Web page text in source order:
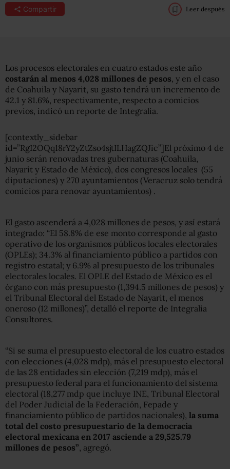
Compartir Leer después
Los procesos electorales en cuatro estados este año
costarán al menos 4,028 millones de pesos, y en el caso
de Coahuila y Nayarit, su gasto tendrá un incremento de
42.1 y 81.6%, respectivamente, respecto a comicios
previos, indicó un reporte de Integralia.
[contextly_sidebar
id=”RgI2OQq18rY2yZtZso4sjtILHagZQJic”]El próximo 4 de
junio serán renovadas tres gubernaturas (Coahuila,
Nayarit y Estado de México), dos congresos locales (55
diputaciones) y 270 ayuntamientos (Veracruz solo tendrá
comicios para renovar ayuntamientos) .
El gasto ascenderá a 4,028 millones de pesos, y así estará
integrado: “El 58.8% de ese monto corresponde al gasto
operativo de los organismos públicos locales electorales
(OPLEs); 34.3% al financiamiento público a partidos con
registro estatal; y 6.9% al presupuesto de los tribunales
electorales locales. El OPLE del Estado de México es el
órgano con más presupuesto (1,394.5 millones de pesos) y
el Tribunal Electoral del Estado de Nayarit, el menos
oneroso (12 millones)”, detalló el reporte de Integralia
Consultores.
“Si se suma el presupuesto electoral de los cuatro estados
con elecciones (4,028 mdp), más el presupuesto electoral
de las 28 entidades sin elección (7,219 mdp), más el
presupuesto federal para el funcionamiento del sistema
electoral (18,277 mdp que incluye INE, Tribunal Electoral
del Poder Judicial de la Federación, Fepade y
financiamiento público de partidos nacionales), la suma
total del costo presupuestario de la democracia
electoral mexicana en 2017 asciende a 29,525.79
millones de pesos”, agregó.